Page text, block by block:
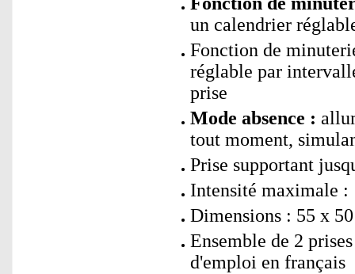
un calendrier
Fonction de
réglable par
prise
Mode absence :
tout moment,
Prise supportant
Intensité maximale :
Dimensions : 55 x
Ensemble de 2
d'emploi en français